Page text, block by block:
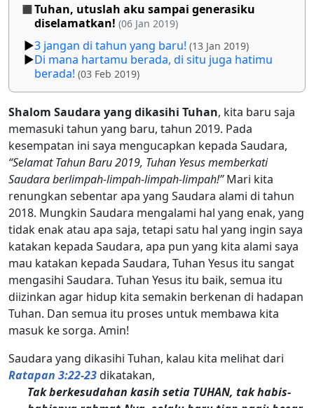
Tuhan, utuslah aku sampai generasiku
diselamatkan! (06 Jan 2019)
3 jangan di tahun yang baru! (13 Jan 2019)
Di mana hartamu berada, di situ juga hatimu
berada! (03 Feb 2019)
Shalom Saudara yang dikasihi Tuhan, kita baru saja
memasuki tahun yang baru, tahun 2019. Pada
kesempatan ini saya mengucapkan kepada Saudara,
“Selamat Tahun Baru 2019, Tuhan Yesus memberkati
Saudara berlimpah-limpah-limpah-limpah!”Mari kita
renungkan sebentar apa yang Saudara alami di tahun
2018. Mungkin Saudara mengalami hal yang enak, yang
tidak enak atau apa saja, tetapi satu hal yang ingin saya
katakan kepada Saudara, apa pun yang kita alami saya
mau katakan kepada Saudara, Tuhan Yesus itu sangat
mengasihi Saudara. Tuhan Yesus itu baik, semua itu
diizinkan agar hidup kita semakin berkenan di hadapan
Tuhan. Dan semua itu proses untuk membawa kita
masuk ke sorga. Amin!
Saudara yang dikasihi Tuhan, kalau kita melihat dari
Ratapan 3:22-23dikatakan,
Tak berkesudahan kasih setia TUHAN, tak habis-